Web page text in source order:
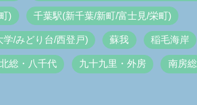
) 千葉駅(新千葉/新町/富士見/栄町)
学/みどり台/西登戸) 蘇我 稲毛海岸
北総・八千代 九十九里・外房 南房総